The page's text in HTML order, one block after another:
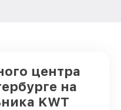
центра
на
KWT